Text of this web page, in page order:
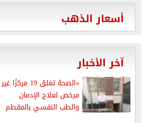
أسعار الذهب
آخر الأخبار
»الصحة تغلق 19 مركزًا غير
مرخص لعلاج الإدمان
والطب النفسي بالمقطم